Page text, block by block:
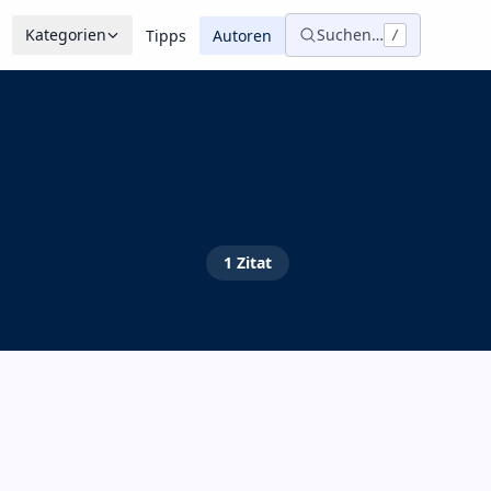
Kategorien Tipps Autoren Suchen… /
1 Zitat